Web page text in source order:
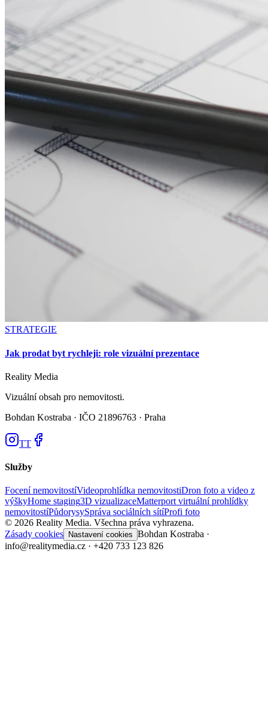
STRATEGIE
Jak prodat byt rychleji: role vizuální prezentace
Reality Media
Vizuální obsah pro nemovitosti.
Bohdan Kostraba · IČO 21896763 · Praha
TT
Služby
Focení nemovitostíVideoprohlídka nemovitostiDron foto a video z
výškyHome staging3D vizualizaceMatterport virtuální prohlídky
nemovitostíPůdorysySpráva sociálních sítíProfi foto
© 2026 Reality Media. Všechna práva vyhrazena.
Zásady cookies
Nastavení cookies Bohdan Kostraba ·
info@realitymedia.cz · +420 733 123 826